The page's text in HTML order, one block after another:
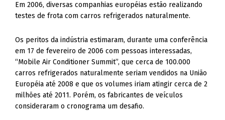
Em 2006, diversas companhias européias estão realizando
testes de frota com carros refrigerados naturalmente.
Os peritos da indústria estimaram, durante uma conferência
em 17 de fevereiro de 2006 com pessoas interessadas,
“Mobile Air Conditioner Summit”, que cerca de 100.000
carros refrigerados naturalmente seriam vendidos na União
Européia até 2008 e que os volumes iriam atingir cerca de 2
milhões até 2011. Porém, os fabricantes de veículos
consideraram o cronograma um desafio.